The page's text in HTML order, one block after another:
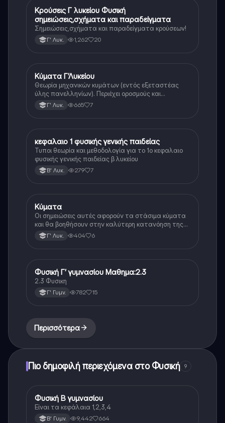
Φυσική (Θετ.)
Κρούσεις Γ λυκείου Φυσική
σημειώσεις,σχήματα και παραδείγματα
Σημειώσεις,σχήματα και παραδείγματα κρούσεων!
Γ' Λυκ. 1,262 20
Φυσική
Κύματα Γ’Λυκείου
Θεωρία μηχανικών κυμάτων (εντός εξεταστέας
ύλης πανελληνίων). Περιέχει οροσμούς και
αποδείξεις
Γ' Λυκ. 665 7
Φυσική
κεφαλαιο 1 φυσικής γενικής παιδείας
Τυποι θεωρία και μεθοδολογία για το 1ο κεφαλαιο
φυσικής γενικής παιδείας β λυκείου
Β' Λυκ. 279 7
Φυσική (Θετ.)
Κύματα
Οι σημειώσεις αυτές αφορούν τα στάσιμα κύματα
και θα βοηθήσουν στην καλύτερη κατανόηση της
θεωρίας 🌊
Γ' Λυκ. 404 6
Φυσική
Φυσική Γ’ γυμνασίου Μαθημα:2.3
2.3 Φυσικη
Γ' Γυμν. 782 15
Περισσότερα
Πιο δημοφιλή περιεχόμενα στο Φυσική 9
Φυσική
Φυσική Β γυμνασίου
Είναι τα κεφάλαια 1,2,3,4
Β' Γυμν. 9,442 664